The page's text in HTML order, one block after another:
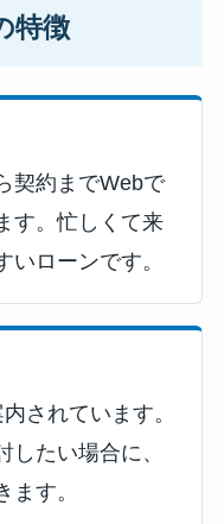
特徴
契約までWebで
す。忙しくて来
いローンです。
されています。
たい場合に、
す。